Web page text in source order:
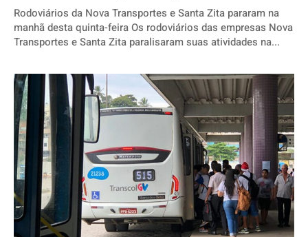
Rodoviários da Nova Transportes e Santa Zita pararam na
manhã desta quinta-feira Os rodoviários das empresas Nova
Transportes e Santa Zita paralisaram suas atividades na...